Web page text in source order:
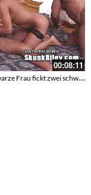
00:08:11
Schöne schwarze Frau fickt zwei schwarze Schwänze